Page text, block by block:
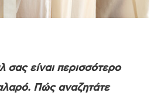
σας είναι περισσότερο
Πώς αναζητάτε